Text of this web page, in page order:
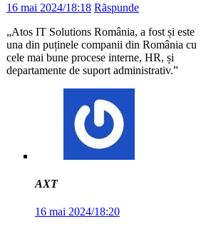
16 mai 2024/18:18 Răspunde
„Atos IT Solutions România, a fost și este
una din puținele companii din România cu
cele mai bune procese interne, HR, și
departamente de suport administrativ.”
AXT
16 mai 2024/18:20